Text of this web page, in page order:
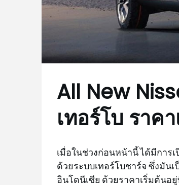
All New
เทอร์โบ ราค
เมื่อในช่วงก่อนหน้านี้ ได้มีการเ
ด้วยระบบเทอร์โบชาร์จ ซึ่งมัน
อินโดนีเซีย ด้วยราคาเริ่มต้นอ